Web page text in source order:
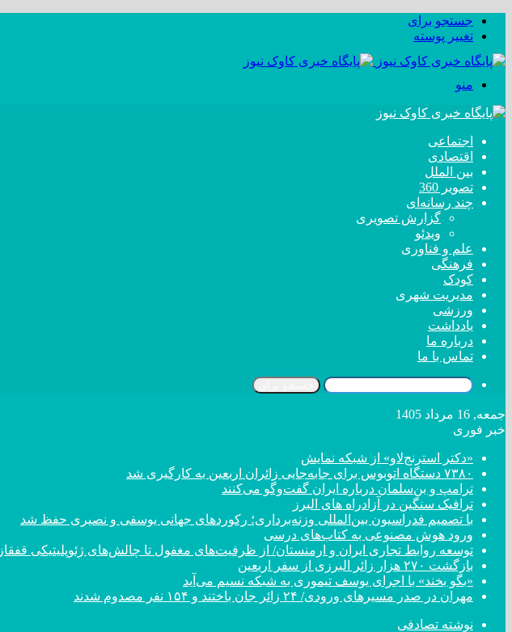
جستجو برای
تغییر پوسته
منو
اجتماعی
اقتصادی
بین الملل
تصویر 360
چند رسانه‌ای
گزارش تصویری
ویدئو
علم و فناوری
فرهنگی
کودک
مدیریت شهری
ورزشی
یادداشت
درباره ما
تماس با ما
جمعه, 16 مرداد 1405
خبر فوری
«دکتر استرنج‌لاو» از شبکه نمایش
۷۳۸۰ دستگاه اتوبوس برای جابه‌جایی زائران اربعین به کارگیری شد
ترامپ و بن‌سلمان درباره ایران گفت‌و‌گو می‌کنند
ترافیک سنگین در آزادراه های البرز
با تصمیم فدراسیون بین‌المللی وزنه‌برداری؛ رکورد‌های جهانی یوسفی و نصیری حفظ شد
ورود هوش مصنوعی به کتاب‌های درسی
توسعه روابط تجاری ایران و ارمنستان/ از ظرفیت‌های مغفول تا چالش‌های ژئوپلیتیکی قفقاز
بازگشت ۲۷۰ هزار زائر البرزی از سفر اربعین
«بگو بخند» با اجرای یوسف تیموری به شبکه نسیم می‌آید
مهران در صدر مسیر‌های ورودی/ ۲۴ زائر جان باختند و ۱۵۴ نفر مصدوم شدند
نوشته تصادفی